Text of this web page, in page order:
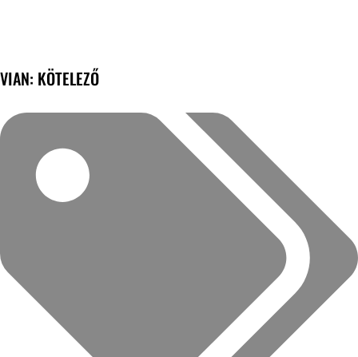
VIAN: KÖTELEZŐ